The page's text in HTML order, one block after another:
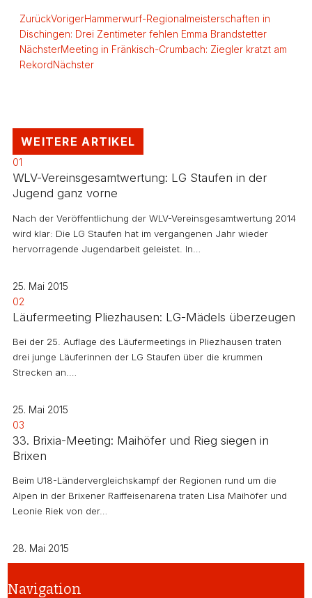
ZurückVorigerHammerwurf-Regionalmeisterschaften in
Dischingen: Drei Zentimeter fehlen Emma Brandstetter
NächsterMeeting in Fränkisch-Crumbach: Ziegler kratzt am
RekordNächster
WEITERE ARTIKEL
01
WLV-Vereinsgesamtwertung: LG Staufen in der
Jugend ganz vorne
Nach der Veröffentlichung der WLV-Vereinsgesamtwertung 2014
wird klar: Die LG Staufen hat im vergangenen Jahr wieder
hervorragende Jugendarbeit geleistet. In…
25. Mai 2015
02
Läufermeeting Pliezhausen: LG-Mädels überzeugen
Bei der 25. Auflage des Läufermeetings in Pliezhausen traten
drei junge Läuferinnen der LG Staufen über die krummen
Strecken an.…
25. Mai 2015
03
33. Brixia-Meeting: Maihöfer und Rieg siegen in
Brixen
Beim U18-Ländervergleichskampf der Regionen rund um die
Alpen in der Brixener Raiffeisenarena traten Lisa Maihöfer und
Leonie Riek von der…
28. Mai 2015
Navigation